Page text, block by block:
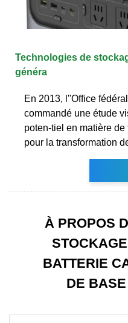
Technologies de
généra
En 2013, l''Office
commandé une étude
poten-tiel en matière
pour la transformation
À PROPOS
BATTERIE
DE